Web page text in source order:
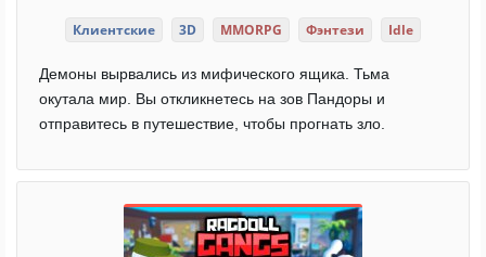
Клиентские 3D MMORPG Фэнтези Idle
Демоны вырвались из мифического ящика. Тьма
окутала мир. Вы откликнетесь на зов Пандоры и
отправитесь в путешествие, чтобы прогнать зло.